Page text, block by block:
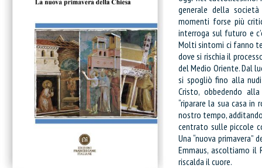
generale della
momenti forse più
interroga sul futuro e
Molti sintomi ci fanno
dove si rischia il
del Medio Oriente. Dal
si spogliò fino alla
Cristo, obbedendo
“riparare la sua casa in
nostro tempo,
centrato sulle piccole
Una “nuova primavera”
Emmaus, ascoltiamo il
riscalda il cuore.